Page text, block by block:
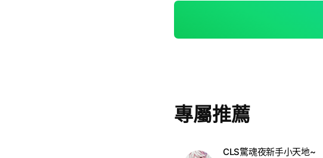
專屬推薦
CLS驚魂夜新手小天地~